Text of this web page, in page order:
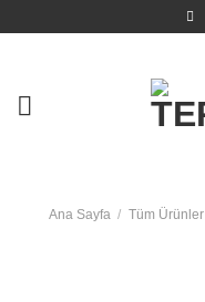
Ana Sayfa / Tüm Ürünler